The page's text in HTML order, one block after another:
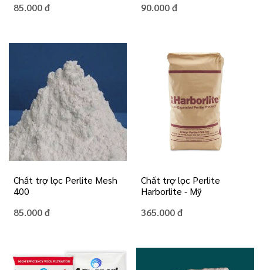
85.000 đ
90.000 đ
Chất trợ lọc Perlite Mesh
400
85.000 đ
Chất trợ lọc Perlite
Harborlite - Mỹ
365.000 đ